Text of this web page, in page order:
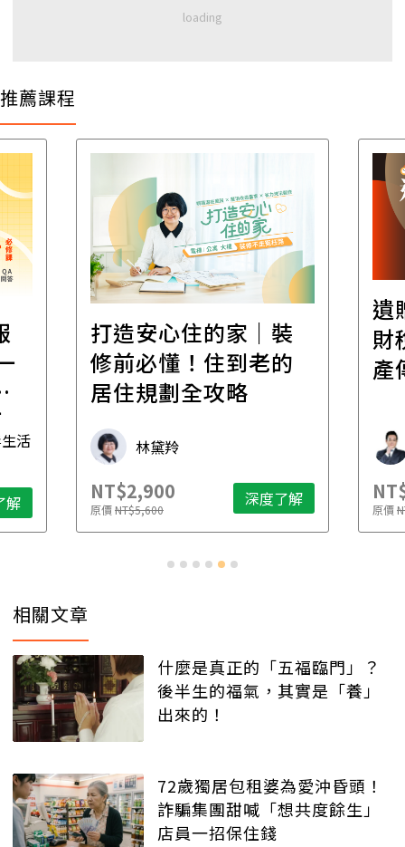
推薦課程
活
解
打造安心住的家｜裝
修前必懂！住到老的
居住規劃全攻略
林黛羚
NT$2,900
原價NT$5,600 深度了解
遺
財
產
原價
相關文章
什麼是真正的「五福臨門」？
後半生的福氣，其實是「養」
出來的！
72歲獨居包租婆為愛沖昏頭！
詐騙集團甜喊「想共度餘生」
店員一招保住錢